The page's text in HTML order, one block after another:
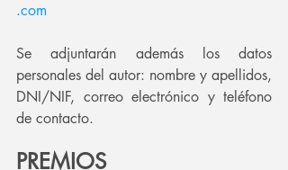
.com
Se adjuntarán además los datos
personales del autor: nombre y apellidos,
DNI/NIF, correo electrónico y teléfono
de contacto.
PREMIOS